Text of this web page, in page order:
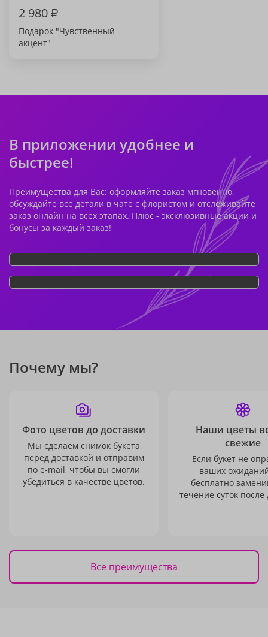
2 980₽
Подарок "Чувственный
акцент"
В приложении удобнее и
быстрее!
Преимущества для Вас: оформляйте заказ мгновенно,
обсуждайте все детали в чате с флористом и отслеживайте
заказ онлайн на всех этапах. Плюс - эксклюзивные акции и
бонусы за каждый заказ!
Почему мы?
Фото цветов до доставки
Мы сделаем снимок букета
перед доставкой и отправим
по e-mail, чтобы вы смогли
убедиться в качестве цветов.
Наши цветы
свежие
Если букет не
ваших
бесплатно
течение суток после
Все преимущества